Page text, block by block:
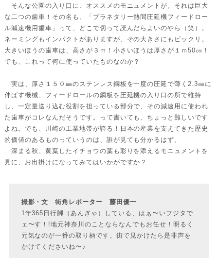
そんな公園の入り口に、オススメのモニュメントが。それは巨大
な二つの歯車！その名も、「プラネタリー熱間圧延機フィードロー
ル減速機用歯車」って、どこで切って読んだらよいのやら（笑）。
ネーミングもインパクトがありますが、その大きさにもビックリ。
大きいほうの歯車は、高さが３ｍ！小さいほうは厚さが１ｍ50㎝！
でも、これって何に使っていたものなのか？
実は、厚さ１５０㎜のステンレス鋼板を一度の圧延で薄く2.3㎜に
伸ばす機械、フィードロールの鋼板を圧延機の入り口の所で維持
し、一定量送り込む役割を担っている部分で、その減速用に使われ
た歯車がコレなんだそうです。って書いても、ちょっと難しいです
よね。でも、川崎の工業地帯が誇る！日本の産業を支えてきた歴史
的価値のあるものっていうのは、誰が見ても分かるはず。
深まる秋、黄葉したイチョウの葉も彩りを添えるモニュメントを
見に、お出掛けになってみてはいかがですか？
撮影・文 街角レポーター 藤田優一
1年365日行脚（あんぎゃ）している、はぁ〜いフジタで
ェ〜す！!地元神奈川のことならなんでもお任せ！明るく
元気なのが一番の取り柄です。街で見かけたら是非声を
かけてくださいね〜♪